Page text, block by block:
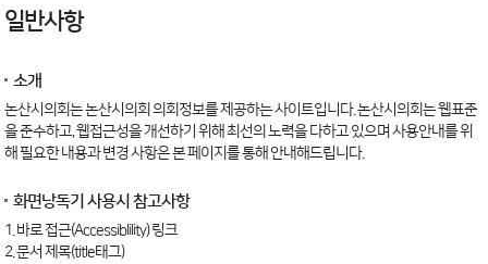
일반사항
소개
논산시의회는 논산시의회 의회정보를 제공하는 사이트입니다. 논산시의회는 웹표준
을 준수하고, 웹접근성을 개선하기 위해 최선의 노력을 다하고 있으며 사용안내를 위
해 필요한 내용과 변경 사항은 본 페이지를 통해 안내해드립니다.
화면낭독기 사용시 참고사항
1. 바로 접근(Accessiblility) 링크
2. 문서 제목(title태그)